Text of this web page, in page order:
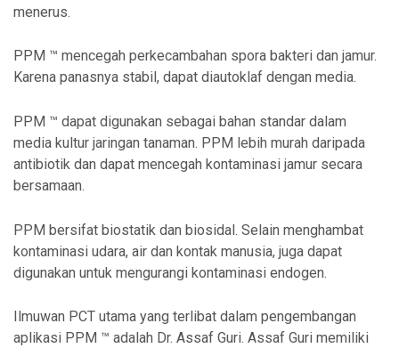
menerus.
PPM ™ mencegah perkecambahan spora bakteri dan jamur.
Karena panasnya stabil, dapat diautoklaf dengan media.
PPM ™ dapat digunakan sebagai bahan standar dalam
media kultur jaringan tanaman. PPM lebih murah daripada
antibiotik dan dapat mencegah kontaminasi jamur secara
bersamaan.
PPM bersifat biostatik dan biosidal. Selain menghambat
kontaminasi udara, air dan kontak manusia, juga dapat
digunakan untuk mengurangi kontaminasi endogen.
Ilmuwan PCT utama yang terlibat dalam pengembangan
aplikasi PPM ™ adalah Dr. Assaf Guri. Assaf Guri memiliki